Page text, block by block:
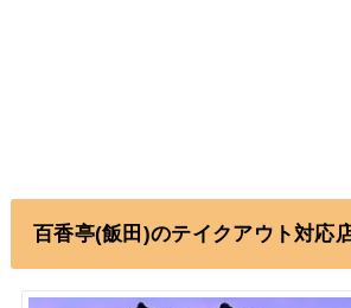
百香亭(飯田)のテイクアウト対応